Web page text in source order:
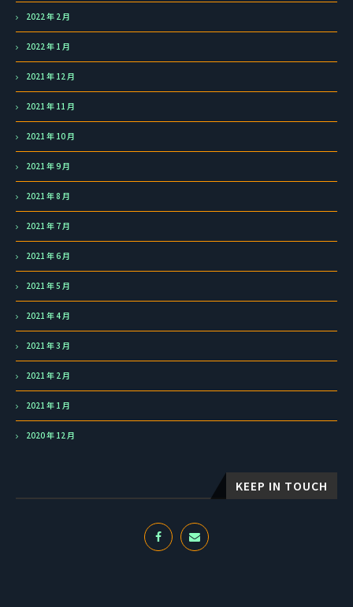
2022 年 2 月
2022 年 1 月
2021 年 12 月
2021 年 11 月
2021 年 10 月
2021 年 9 月
2021 年 8 月
2021 年 7 月
2021 年 6 月
2021 年 5 月
2021 年 4 月
2021 年 3 月
2021 年 2 月
2021 年 1 月
2020 年 12 月
KEEP IN TOUCH